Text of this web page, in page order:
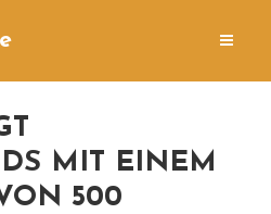
MIT EINEM
500